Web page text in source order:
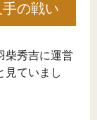
の戦い
柴秀吉に運営
見ていまし